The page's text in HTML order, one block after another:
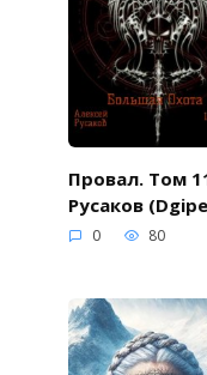
Провал. Том
Русаков
0 80